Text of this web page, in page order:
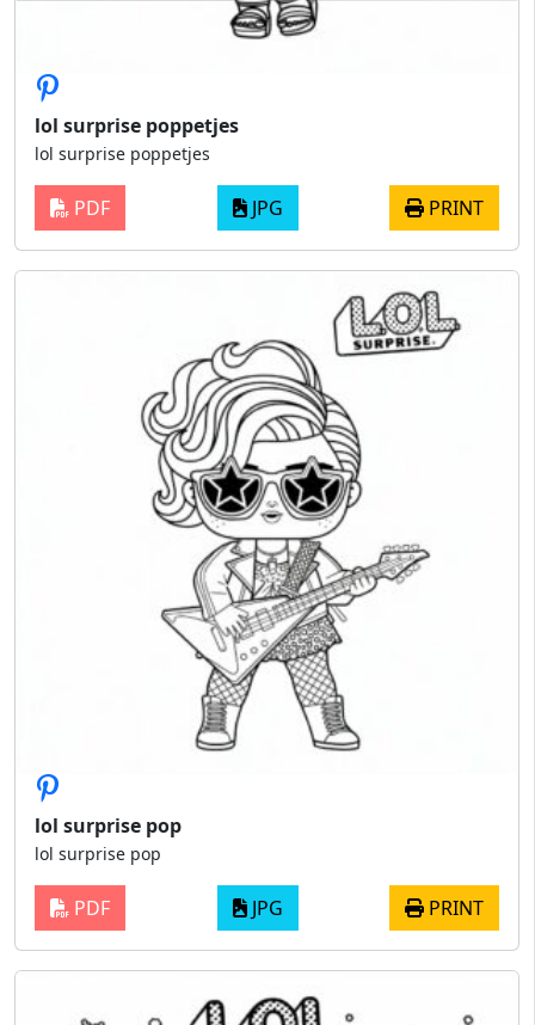
lol surprise poppetjes
lol surprise poppetjes
PDF JPG PRINT
lol surprise pop
lol surprise pop
PDF JPG PRINT